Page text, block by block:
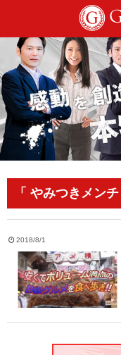
「 やみつきメン
2018/8/1
仕事
趣味
オフィシャルサイト